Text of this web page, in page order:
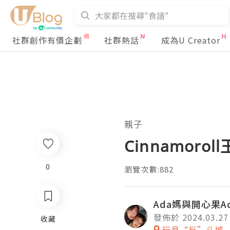
社群創作有價企劃 社群熱話 成為U Creator
0
收藏
親子
Cinnamoroll
瀏覽次數:882
Ada媽與開心果
發佈於 2024.03.27